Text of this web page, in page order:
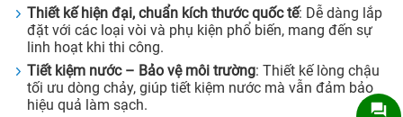
Thiết kế hiện đại, chuẩn kích thước quốc tế: Dễ dàng lắp
đặt với các loại vòi và phụ kiện phổ biến, mang đến sự
linh hoạt khi thi công.
Tiết kiệm nước – Bảo vệ môi trường: Thiết kế lòng chậu
tối ưu dòng chảy, giúp tiết kiệm nước mà vẫn đảm bảo
hiệu quả làm sạch.